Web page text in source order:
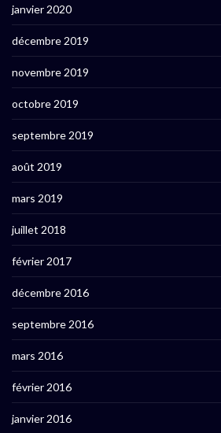
janvier 2020
décembre 2019
novembre 2019
octobre 2019
septembre 2019
août 2019
mars 2019
juillet 2018
février 2017
décembre 2016
septembre 2016
mars 2016
février 2016
janvier 2016